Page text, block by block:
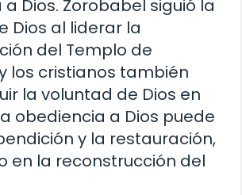
Dios. Zorobabel siguió la
Dios al liderar la
del Templo de
los cristianos también
la voluntad de Dios en
obediencia a Dios puede
y la restauración,
en la reconstrucción del